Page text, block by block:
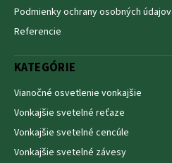
Podmienky ochrany osobných údajov
Referencie
KATEGÓRIE
Vianočné osvetlenie vonkajšie
Vonkajšie svetelné reťaze
Vonkajšie svetelné cencúle
Vonkajšie svetelné závesy